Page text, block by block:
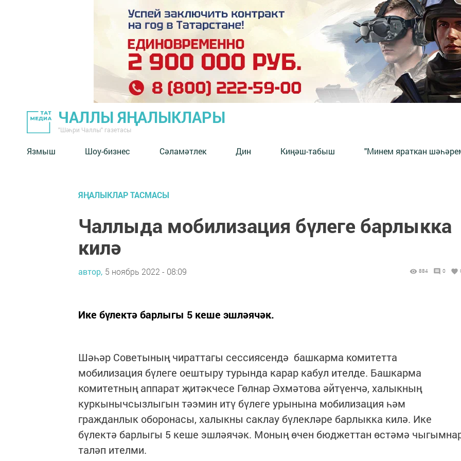
ЧАЛЛЫ ЯҢАЛЫКЛАРЫ
"Шәһри Чаллы" газетасы
Язмыш Шоу-бизнес Сәламәтлек Дин Киңәш-табыш "Минем яраткан
ЯҢАЛЫКЛАР ТАСМАСЫ
Чаллыда мобилизация бүлеге барлыкка
килә
автор, 5 ноябрь 2022 - 08:09 884 0
Ике бүлектә барлыгы 5 кеше эшләячәк.
Шәһәр Советының чираттагы сессиясендә башкарма комитетта
мобилизация бүлеге оештыру турында карар кабул ителде. Башкарма
комитетның аппарат җитәкчесе Гөлнар Әхмәтова әйтүенчә, халыкның
куркынычсызлыгын тәэмин итү бүлеге урынына мобилизация һәм
гражданлык оборонасы, халыкны саклау бүлекләре барлыкка килә. Ике
бүлектә барлыгы 5 кеше эшләячәк. Моның өчен бюджеттан өстәмә
таләп ителми.